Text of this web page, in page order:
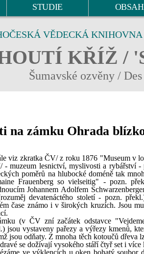
STUDIE OBSAH
VĚDECKÁ
KŘÍŽ /
Šumavské ozvěny /
na zámku Ohrada
viz zkratka ČV/ z roku 1876 "Museum v
- muzeum lesnictví, myslivosti a rybářství
poměrů na hlubocké doméně tak
Frauenberg so vielseitig" - pozn.
Johannem Adolfem
devatenáctého století - pozn.
čase známo i v širokých kruzích. Jsou
(v ČV zní začátek odstavce
jsou vystaveny pařezy a výřezy kmenů,
jsou odňaty. Z mnoha těch kotoučů dřeva
se dožívají vysokého stáří čtyř set i více
ve výklencích u oken bohatý soubor